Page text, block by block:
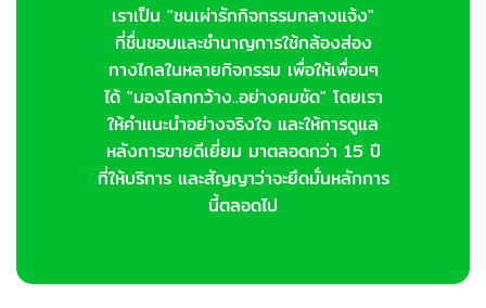
เราเป็น "ชนเผ่ารักกิจกรรมกลางแจ้ง"
ที่ชื่นชอบและชำนาญการใช้กล้องส่อง
ทางไกลในหลายกิจกรรม เพื่อให้เพื่อนๆ
ได้ "มองโลกกว้าง..อย่างคมชัด" โดยเรา
ให้คำแนะนำอย่างจริงใจ และให้การดูแล
หลังการขายดีเยี่ยม มาตลอดกว่า 15 ปี
ที่ให้บริการ และสัญญาว่าจะยึดมั่นหลักการ
นี้ตลอดไป